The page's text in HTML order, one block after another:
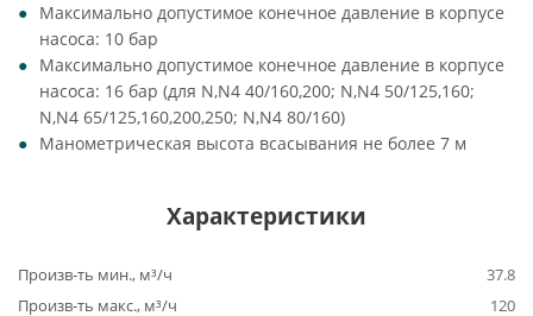
Максимально допустимое конечное давление в корпусе
насоса: 10 бар
Максимально допустимое конечное давление в корпусе
насоса: 16 бар (для N,N4 40/160,200; N,N4 50/125,160;
N,N4 65/125,160,200,250; N,N4 80/160)
Манометрическая высота всасывания не более 7 м
Характеристики
Произв-ть мин., м³/ч
37.8
Произв-ть макс., м³/ч
120